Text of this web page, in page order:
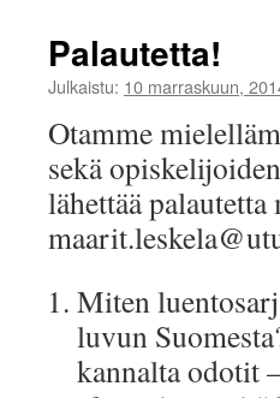
Palautetta!
Julkaistu: 10 marraskuun,
Otamme
sekä
lähettää palautetta
Miten
luvun
kannalta odotit